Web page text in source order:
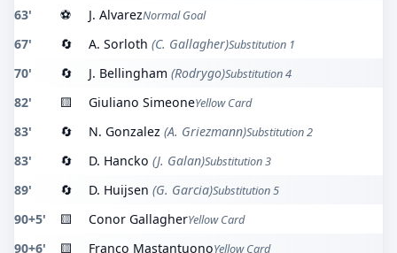
63' ⚽ J. AlvarezNormal Goal
67' 🔄 A. Sorloth (C. Gallagher)Substitution 1
70' 🔄 J. Bellingham (Rodrygo)Substitution 4
82' 🟨 Giuliano SimeoneYellow Card
83' 🔄 N. Gonzalez (A. Griezmann)Substitution 2
83' 🔄 D. Hancko (J. Galan)Substitution 3
89' 🔄 D. Huijsen (G. Garcia)Substitution 5
90+5' 🟨 Conor GallagherYellow Card
90+6' 🟨 Franco MastantuonoYellow Card